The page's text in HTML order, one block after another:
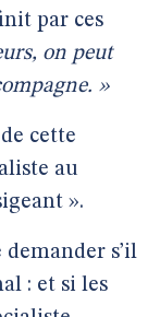
par ces
on peut
»
cette
au
».
s’il
: et si les